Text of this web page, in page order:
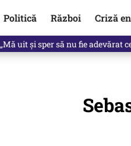
Politică Război Criză
Ce se întâmplă cu primul buletin